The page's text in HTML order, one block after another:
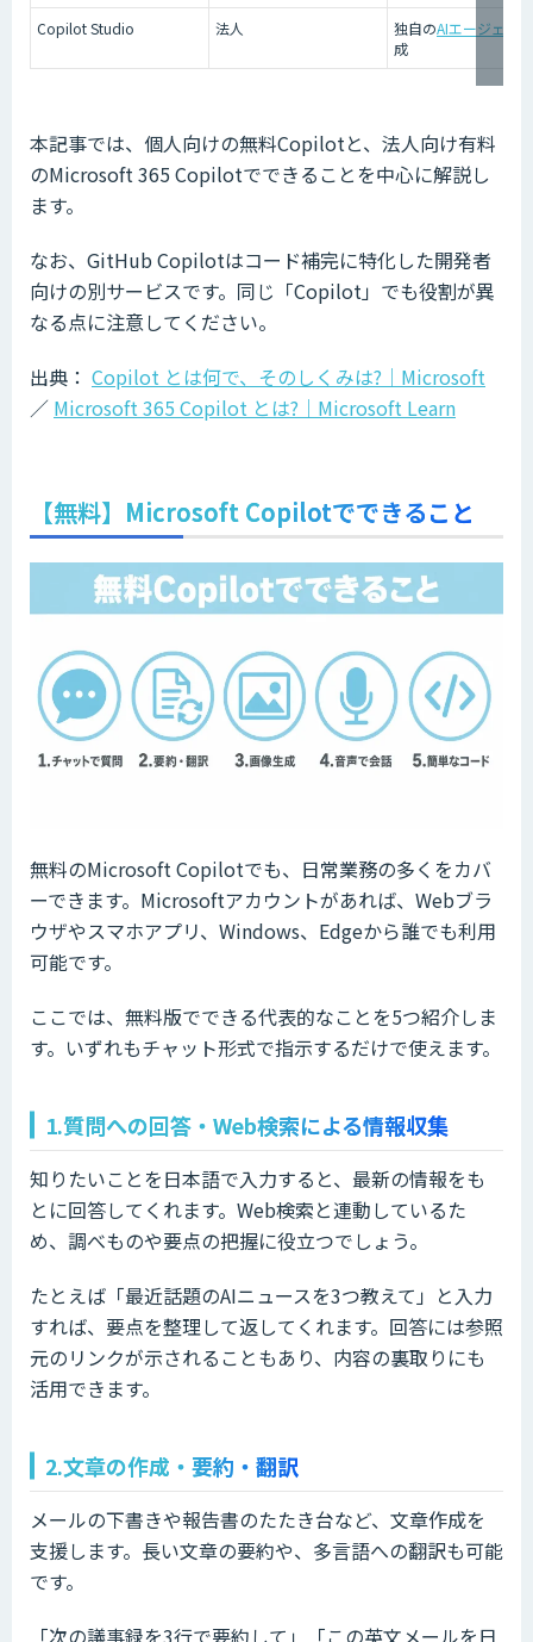
Copilot Studio
法人 独自のAIエージェント
成
本記事では、個人向けの無料Copilotと、法人向け有料
のMicrosoft 365 Copilotでできることを中心に解説し
ます。
なお、GitHub Copilotはコード補完に特化した開発者
向けの別サービスです。同じ「Copilot」でも役割が異
なる点に注意してください。
出典： Copilot とは何で、そのしくみは?｜Microsoft
／ Microsoft 365 Copilot とは?｜Microsoft Learn
【無料】Microsoft Copilotでできること
無料のMicrosoft Copilotでも、日常業務の多くをカバ
ーできます。Microsoftアカウントがあれば、Webブラ
ウザやスマホアプリ、Windows、Edgeから誰でも利用
可能です。
ここでは、無料版でできる代表的なことを5つ紹介しま
す。いずれもチャット形式で指示するだけで使えます。
1.質問への回答・Web検索による情報収集
知りたいことを日本語で入力すると、最新の情報をも
とに回答してくれます。Web検索と連動しているた
め、調べものや要点の把握に役立つでしょう。
たとえば「最近話題のAIニュースを3つ教えて」と入力
すれば、要点を整理して返してくれます。回答には参照
元のリンクが示されることもあり、内容の裏取りにも
活用できます。
2.文章の作成・要約・翻訳
メールの下書きや報告書のたたき台など、文章作成を
支援します。長い文章の要約や、多言語への翻訳も可能
です。
「次の議事録を3行で要約して」「この英文メールを日